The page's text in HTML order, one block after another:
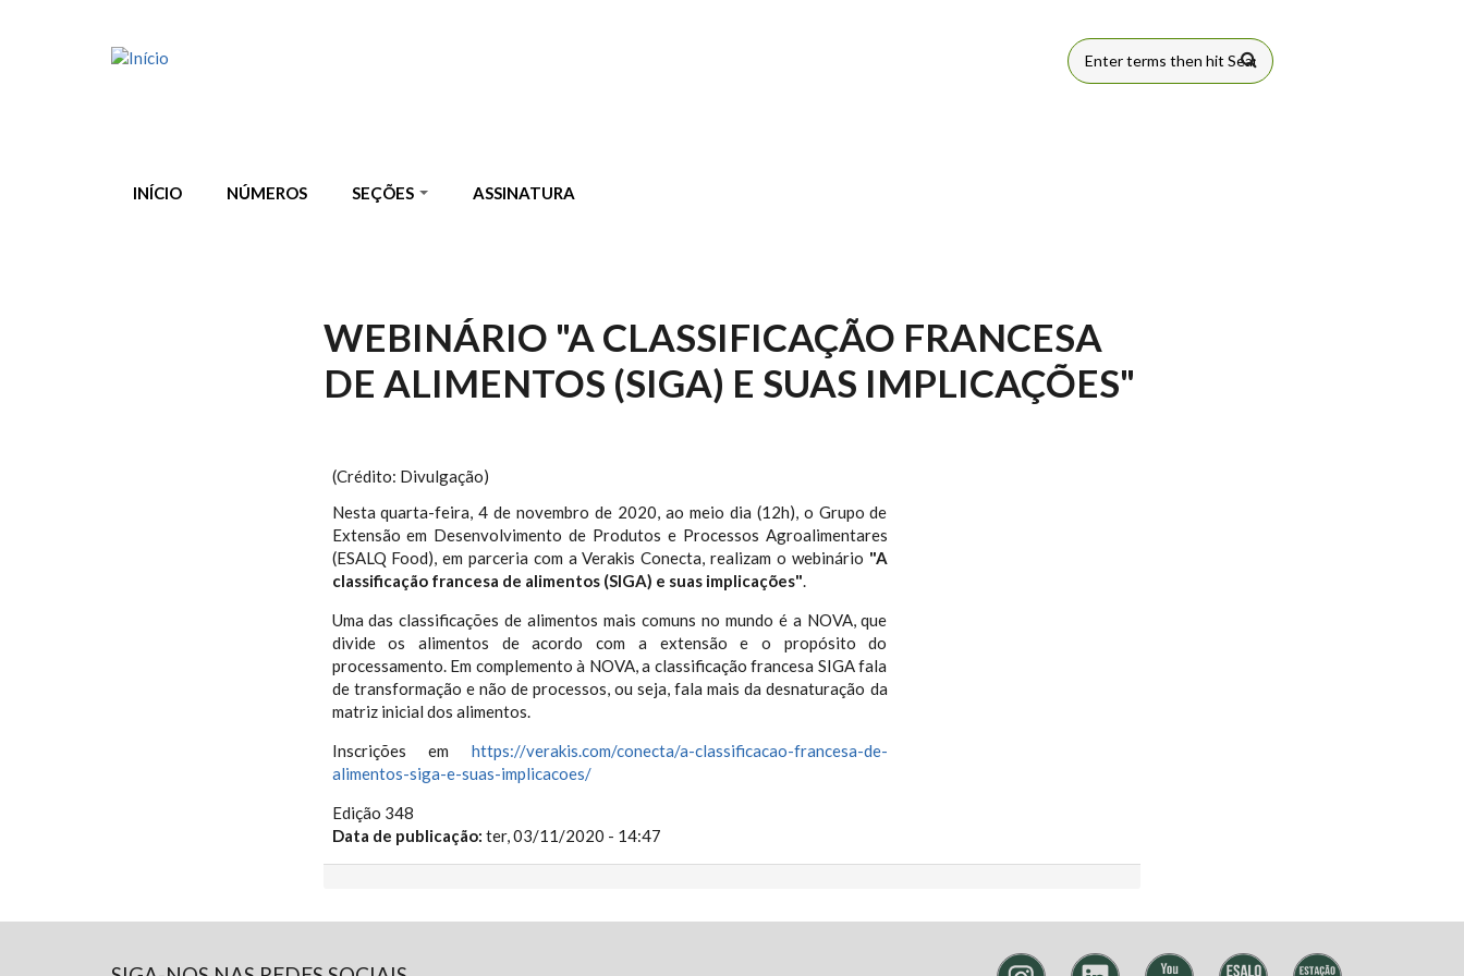
FORMULÁRIO
INÍCIO NÚMEROS SEÇÕES ASSINATURA
WEBINÁRIO "A CLASSIFICAÇÃO FRANCESA
DE ALIMENTOS (SIGA) E SUAS IMPLICAÇÕES"
(Crédito: Divulgação)
Nesta quarta-feira, 4 de novembro de 2020, ao meio dia (12h), o Grupo de
Extensão em Desenvolvimento de Produtos e Processos Agroalimentares
(ESALQ Food), em parceria com a Verakis Conecta, realizam o webinário "A
classificação francesa de alimentos (SIGA) e suas implicações".
Uma das classificações de alimentos mais comuns no mundo é a NOVA, que
divide os alimentos de acordo com a extensão e o propósito do
processamento. Em complemento à NOVA, a classificação francesa SIGA fala
de transformação e não de processos, ou seja, fala mais da desnaturação da
matriz inicial dos alimentos.
Inscrições em https://verakis.com/conecta/a-classificacao-francesa-de-
alimentos-siga-e-suas-implicacoes/
Edição 348
Data de publicação: ter, 03/11/2020 - 14:47